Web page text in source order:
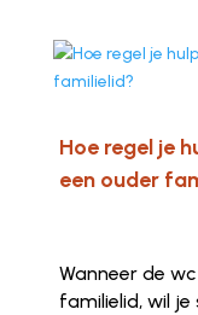
Hoe regel je
een ouder
Wanneer de
familielid, wil